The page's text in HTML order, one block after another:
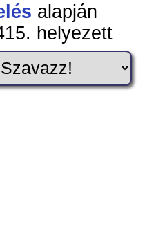
alapján
helyezett